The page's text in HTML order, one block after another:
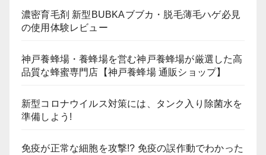
濃密育毛剤 新型BUBKAブブカ・脱毛薄毛ハゲ必見
の使用体験レビュー
神戸養蜂場・養蜂場を営む神戸養蜂場が厳選した高
品質な蜂蜜専門店【神戸養蜂場 通販ショップ】
新型コロナウイルス対策には、タンク入り除菌水を
準備しよう!
免疫が正常な細胞を攻撃!? 免疫の誤作動でわかった